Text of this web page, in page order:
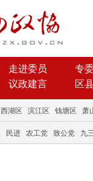
走进委员
专
议政建言 区
西湖区 滨江区 钱塘区 萧
民进 农工党 致公党 九